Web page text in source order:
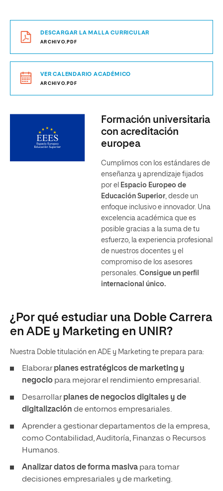
DESCARGAR LA MALLA CURRICULAR
ARCHIVO.PDF
VER CALENDARIO ACADÉMICO
ARCHIVO.PDF
Formación universitaria
con acreditación
europea
Cumplimos con los estándares de
enseñanza y aprendizaje fijados
por el Espacio Europeo de
Educación Superior, desde un
enfoque inclusivo e innovador. Una
excelencia académica que es
posible gracias a la suma de tu
esfuerzo, la experiencia profesional
de nuestros docentes y el
compromiso de los asesores
personales.Consigue un perfil
internacional único.
¿Por qué estudiar una Doble Carrera
en ADE y Marketing en UNIR?
Nuestra Doble titulación en ADE y Marketing te prepara para:
Elaborarplanes estratégicos de marketing y
negocio para mejorar el rendimiento empresarial.
Desarrollarplanes de negocios digitales y de
digitalización de entornos empresariales.
Aprender a gestionar departamentos de la empresa,
como Contabilidad, Auditoría, Finanzas o Recursos
Humanos.
Analizar datos de forma masiva para tomar
decisiones empresariales y de marketing.